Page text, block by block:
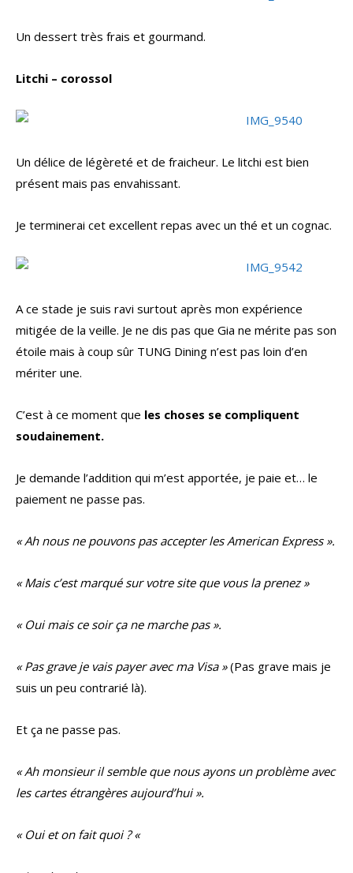
Un dessert très frais et gourmand.
Litchi – corossol
Un délice de légèreté et de fraicheur. Le litchi est bien
présent mais pas envahissant.
Je terminerai cet excellent repas avec un thé et un cognac.
A ce stade je suis ravi surtout après mon expérience
mitigée de la veille. Je ne dis pas que Gia ne mérite pas son
étoile mais à coup sûr TUNG Dining n’est pas loin d’en
mériter une.
C’est à ce moment que les choses se compliquent
soudainement.
Je demande l’addition qui m’est apportée, je paie et… le
paiement ne passe pas.
« Ah nous ne pouvons pas accepter les American Express ».
« Mais c’est marqué sur votre site que vous la prenez »
« Oui mais ce soir ça ne marche pas ».
« Pas grave je vais payer avec ma Visa »(Pas grave mais je
suis un peu contrarié là).
Et ça ne passe pas.
« Ah monsieur il semble que nous ayons un problème avec
les cartes étrangères aujourd’hui ».
« Oui et on fait quoi ? «